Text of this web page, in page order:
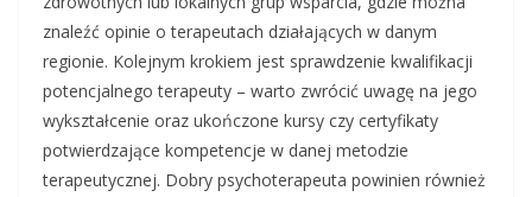
znaleźć opinie o terapeutach działających w danym
regionie. Kolejnym krokiem jest sprawdzenie kwalifikacji
potencjalnego terapeuty – warto zwrócić uwagę na jego
wykształcenie oraz ukończone kursy czy certyfikaty
potwierdzające kompetencje w danej metodzie
terapeutycznej. Dobry psychoterapeuta powinien również